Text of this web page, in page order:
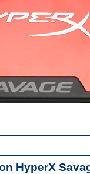
HyperX